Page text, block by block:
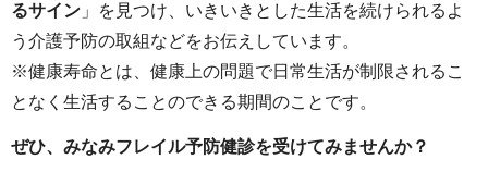
るサイン 」を見つけ、いきいきとした生活を続けられるよ
う介護予防の取組などをお伝えしています。
※健康寿命とは、健康上の問題で日常生活が制限されるこ
となく生活することのできる期間のことです。
ぜひ、みなみフレイル予防健診を受けてみませんか？